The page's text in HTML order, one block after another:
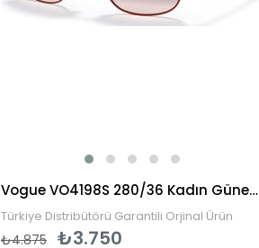
Vogue VO4198S 280/36 Kadın Güneş Gözlüğü
Türkiye Distribütörü Garantili Orjinal Ürün
₺3.750
₺4.875